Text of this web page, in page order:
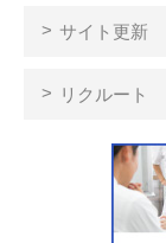
サイト更新
リクルート